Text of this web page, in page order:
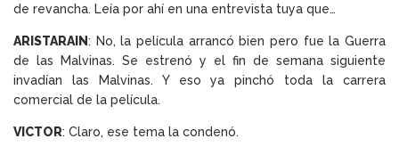
de revancha. Leía por ahí en una entrevista tuya que…
ARISTARAIN: No, la película arrancó bien pero fue la Guerra
de las Malvinas. Se estrenó y el fin de semana siguiente
invadían las Malvinas. Y eso ya pinchó toda la carrera
comercial de la película.
VICTOR: Claro, ese tema la condenó.